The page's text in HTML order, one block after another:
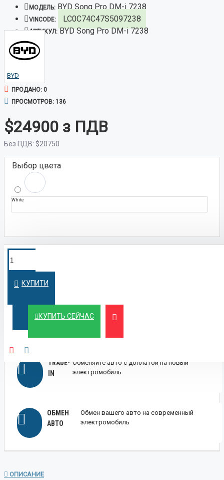
МОДЕЛЬ: BYD Song Pro DM-i 7238
VINCODE: LC0C74C47S5097238
АРТИКУЛ: BYD Song Pro DM-i 7238
BYD
ПРОДАНО: 0
ПРОСМОТРОВ: 136
$24900
Без ПДВ: $20750
Выбор цвета
White
КУПИТИ
КУПИТЬ СЕЙЧАС
КРЕДИТ
ЛИЗИНГВыгодный лизинг для бизнеса и физических
лиц
TRADE-
IN
Обменяйте авто с доплатой на новый
электромобиль
ОБМЕН
АВТО
Обмен вашего авто на современный
электромобиль
ОПИСАНИЕ